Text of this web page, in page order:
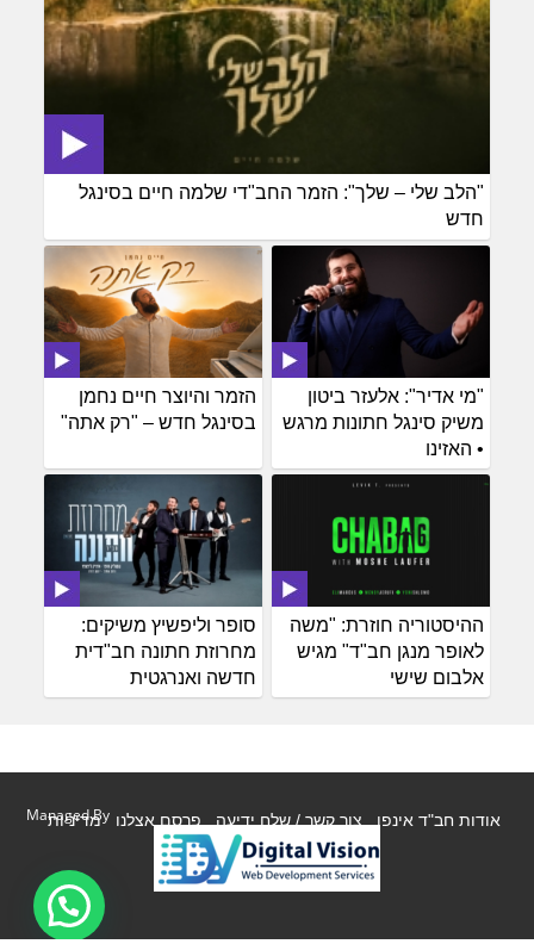
"הלב שלי – שלך": הזמר החב"די שלמה חיים בסינגל
חדש
הזמר והיוצר חיים נחמן
בסינגל חדש – "רק אתה"
"מי אדיר": אלעזר ביטון
משיק סינגל חתונות מרגש
• האזינו
סופר וליפשיץ משיקים:
מחרוזת חתונה חב"דית
חדשה ואנרגטית
ההיסטוריה חוזרת: "משה
לאופר מנגן חב"ד" מגיש
אלבום שישי
אודות חב"ד אינפו צור קשר / שלח ידיעה פרסם אצלנו מדיניות
Managed By